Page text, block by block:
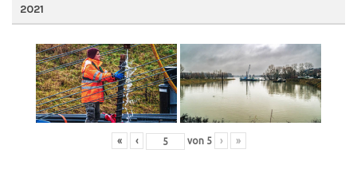
2021
« ‹ von 5 › »